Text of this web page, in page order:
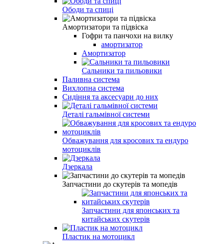
Ободи та спиці
Амортизатори та підвіска
Гофри та панчохи на вилку
амортизатор
Амортизатор
Сальники та пильовики
Паливна система
Вихлопна система
Сидіння та аксесуари до них
Деталі гальмівної системи
Обважування для кросових та ендуро
мотоциклів
Дзеркала
Запчастини до скутерів та мопедів
Запчастини для японських та
китайських скутерів
Пластик на мотоцикл